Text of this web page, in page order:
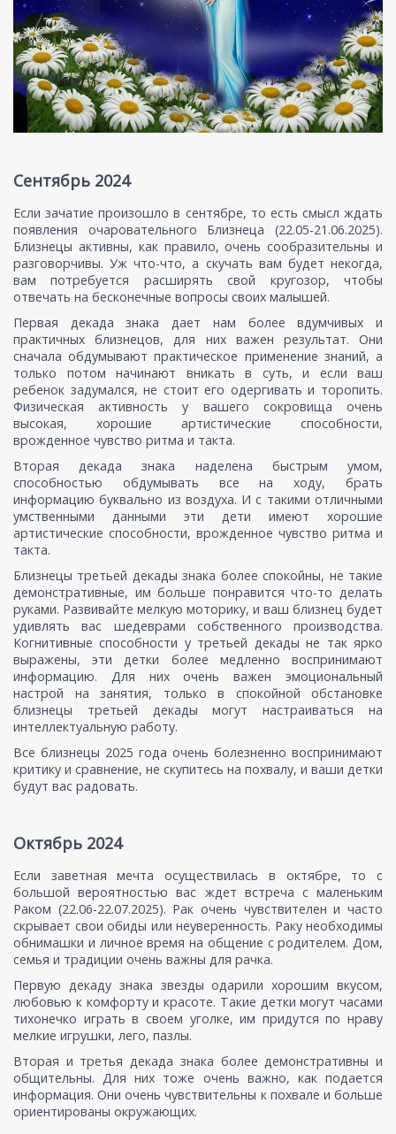
Сентябрь 2024
Если зачатие произошло в сентябре, то есть смысл ждать
появления очаровательного Близнеца (22.05-21.06.2025).
Близнецы активны, как правило, очень сообразительны и
разговорчивы. Уж что-что, а скучать вам будет некогда,
вам потребуется расширять свой кругозор, чтобы
отвечать на бесконечные вопросы своих малышей.
Первая декада знака дает нам более вдумчивых и
практичных близнецов, для них важен результат. Они
сначала обдумывают практическое применение знаний, а
только потом начинают вникать в суть, и если ваш
ребенок задумался, не стоит его одергивать и торопить.
Физическая активность у вашего сокровища очень
высокая, хорошие артистические способности,
врожденное чувство ритма и такта.
Вторая декада знака наделена быстрым умом,
способностью обдумывать все на ходу, брать
информацию буквально из воздуха. И с такими отличными
умственными данными эти дети имеют хорошие
артистические способности, врожденное чувство ритма и
такта.
Близнецы третьей декады знака более спокойны, не такие
демонстративные, им больше понравится что-то делать
руками. Развивайте мелкую моторику, и ваш близнец будет
удивлять вас шедеврами собственного производства.
Когнитивные способности у третьей декады не так ярко
выражены, эти детки более медленно воспринимают
информацию. Для них очень важен эмоциональный
настрой на занятия, только в спокойной обстановке
близнецы третьей декады могут настраиваться на
интеллектуальную работу.
Все близнецы 2025 года очень болезненно воспринимают
критику и сравнение, не скупитесь на похвалу, и ваши детки
будут вас радовать.
Октябрь 2024
Если заветная мечта осуществилась в октябре, то с
большой вероятностью вас ждет встреча с маленьким
Раком (22.06-22.07.2025). Рак очень чувствителен и часто
скрывает свои обиды или неуверенность. Раку необходимы
обнимашки и личное время на общение с родителем. Дом,
семья и традиции очень важны для рачка.
Первую декаду знака звезды одарили хорошим вкусом,
любовью к комфорту и красоте. Такие детки могут часами
тихонечко играть в своем уголке, им придутся по нраву
мелкие игрушки, лего, пазлы.
Вторая и третья декада знака более демонстративны и
общительны. Для них тоже очень важно, как подается
информация. Они очень чувствительны к похвале и больше
ориентированы окружающих.